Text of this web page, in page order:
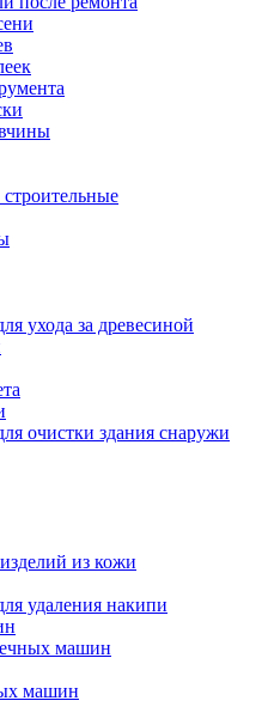
ухода за древесиной
очистки здания снаружи
из кожи
удаления накипи
машин
машин